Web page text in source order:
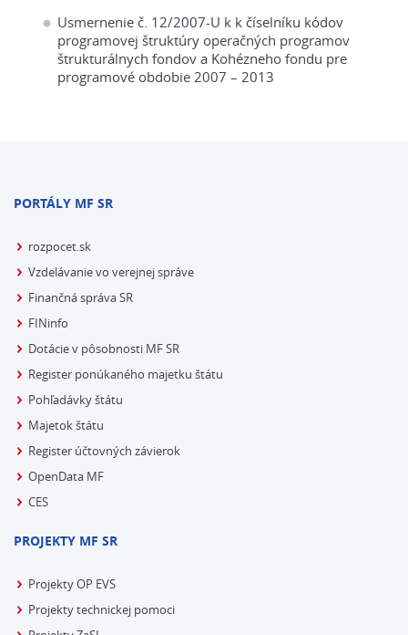
Usmernenie č. 12/2007-U k k číselníku kódov
programovej štruktúry operačných programov
štrukturálnych fondov a Kohézneho fondu pre
programové obdobie 2007 – 2013
PORTÁLY MF SR
rozpocet.sk
Vzdelávanie vo verejnej správe
Finančná správa SR
FINinfo
Dotácie v pôsobnosti MF SR
Register ponúkaného majetku štátu
Pohľadávky štátu
Majetok štátu
Register účtovných závierok
OpenData MF
CES
PROJEKTY MF SR
Projekty OP EVS
Projekty technickej pomoci